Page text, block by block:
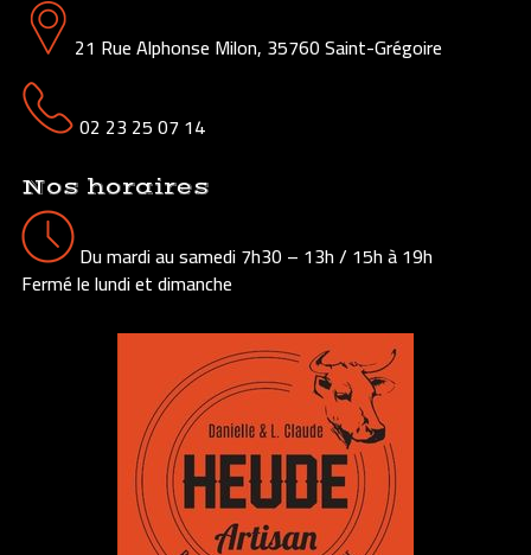
21 Rue Alphonse Milon, 35760 Saint-Grégoire
02 23 25 07 14
Nos horaires
Du mardi au samedi 7h30 – 13h / 15h à 19h
Fermé le lundi et dimanche